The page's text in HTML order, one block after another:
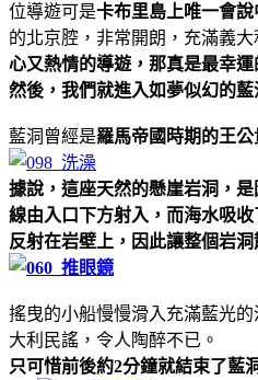
位導遊可是卡布里島上唯一會
的北京腔，非常開朗，充滿義大
心又熱情的導遊，那真是最幸運
然後，我們就進入如夢似幻的藍
藍洞曾經是羅馬帝國時期的王
據說，這座天然的懸崖岩洞，
線由入口下方射入，而海水吸
反射在岩壁上，因此讓整個岩
搖曳的小船慢慢滑入充滿藍光
大利民謠，令人陶醉不已。
只可惜前後約2分鐘就結束了藍